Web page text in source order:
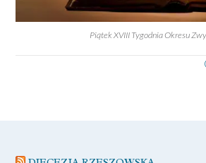
Piątek XVIII Tygodnia Okresu